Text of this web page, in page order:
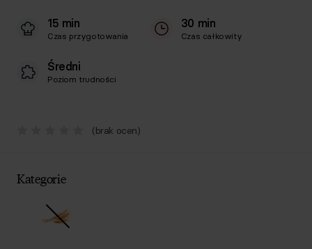
15 min
Czas przygotowania
30 min
Czas całkowity
Średni
Poziom trudności
(brak ocen)
Kategorie